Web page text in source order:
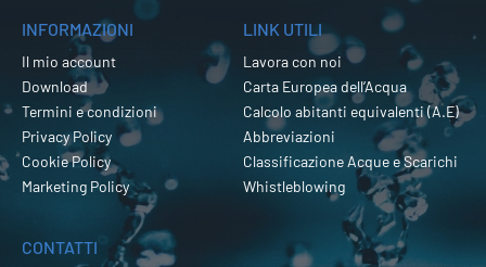
INFORMAZIONI
Il mio account
Download
Termini e condizioni
Privacy Policy
Cookie Policy
Marketing Policy
LINK UTILI
Lavora con noi
Carta Europea dell’Acqua
Calcolo abitanti equivalenti (A.E)
Abbreviazioni
Classificazione Acque e Scarichi
Whistleblowing
CONTATTI